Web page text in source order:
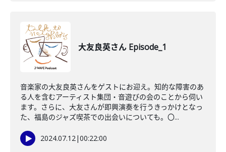
大友良英さん Episode_1
音楽家の大友良英さんをゲストにお迎え。知的な障害のあ
る人を含むアーティスト集団・音遊びの会のことから伺い
ます。さらに、大友さんが即興演奏を行うきっかけとなっ
た、福島のジャズ喫茶での出会いについても。〇...
2024.07.12|00:22:00